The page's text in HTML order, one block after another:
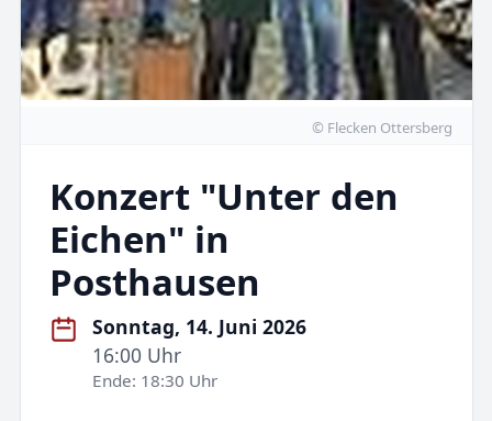
© Flecken Ottersberg
Konzert "Unter den
Eichen" in
Posthausen
Sonntag, 14. Juni 2026
16:00 Uhr
Ende: 18:30 Uhr